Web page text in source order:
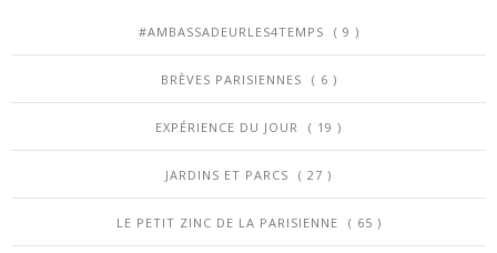
#AMBASSADEURLES4TEMPS ( 9 )
BRÈVES PARISIENNES ( 6 )
EXPÉRIENCE DU JOUR ( 19 )
JARDINS ET PARCS ( 27 )
LE PETIT ZINC DE LA PARISIENNE ( 65 )